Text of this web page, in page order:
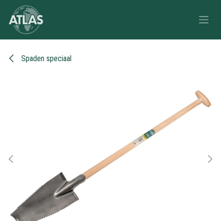
Overslaan naar inhoud
Spaden speciaal